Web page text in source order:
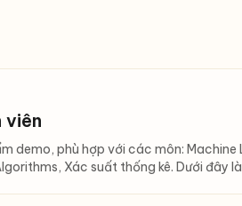
viên
demo, phù hợp với các môn: Machine
Xác suất thống kê. Dưới đây